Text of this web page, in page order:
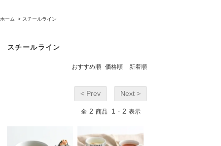
ホーム > スチールライン
スチールライン
おすすめ順 価格順 新着順
< Prev Next >
全 2 商品 1 - 2 表示